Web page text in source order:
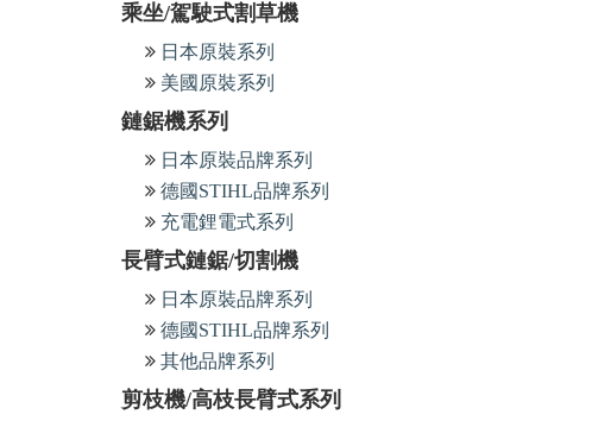
乘坐/駕駛式割草機
日本原裝系列
美國原裝系列
鏈鋸機系列
日本原裝品牌系列
德國STIHL品牌系列
充電鋰電式系列
長臂式鏈鋸/切割機
日本原裝品牌系列
德國STIHL品牌系列
其他品牌系列
剪枝機/高枝長臂式系列